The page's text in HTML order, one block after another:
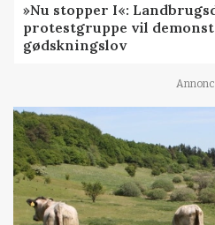
»Nu stopper I«:
protestgruppe vil
gødskningslov